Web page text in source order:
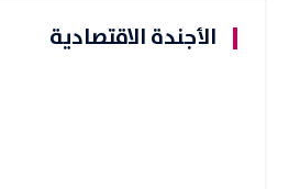
الأجندة الاقتصادية